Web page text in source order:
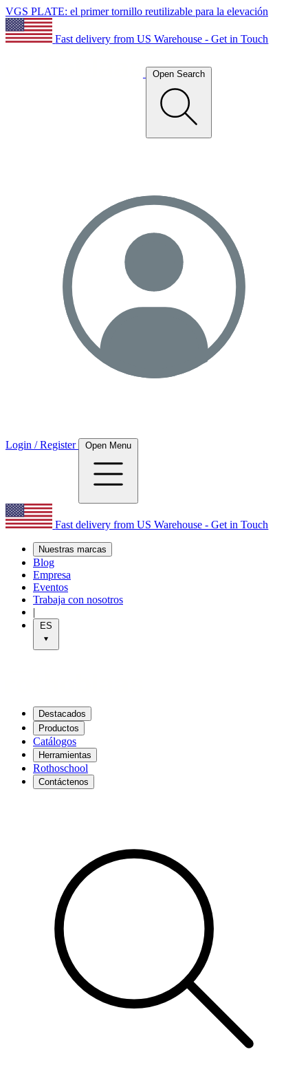
VGS PLATE: el primer tornillo reutilizable para la elevación
Fast delivery from US Warehouse - Get in Touch
Open Search
Login / Register Open Menu
Fast delivery from US Warehouse - Get in Touch
Nuestras marcas
Blog
Empresa
Eventos
Trabaja con nosotros
|
ES
Destacados
Productos
Catálogos
Herramientas
Rothoschool
Contáctenos